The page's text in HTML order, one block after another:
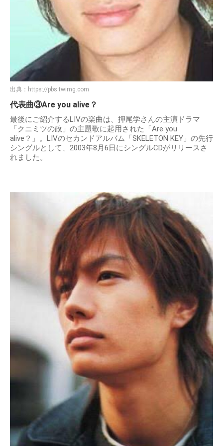
出典： https://pbs.twimg.com
代表曲③Are you alive？
最後にご紹介するLIVの楽曲は、押尾学さんの主演ドラマ
「クニミツの政」の主題歌に起用された「Are you
alive？」。LIVのセカンドアルバム「SKELETON KEY」の先行
シングルとして、2003年8月6日にシングルCDがリリースさ
れました。